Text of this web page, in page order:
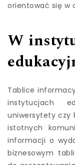
orientować się w
W
Tablice
instytucjach
uniwersytety czy
istotnych
informacji o
biznesowym